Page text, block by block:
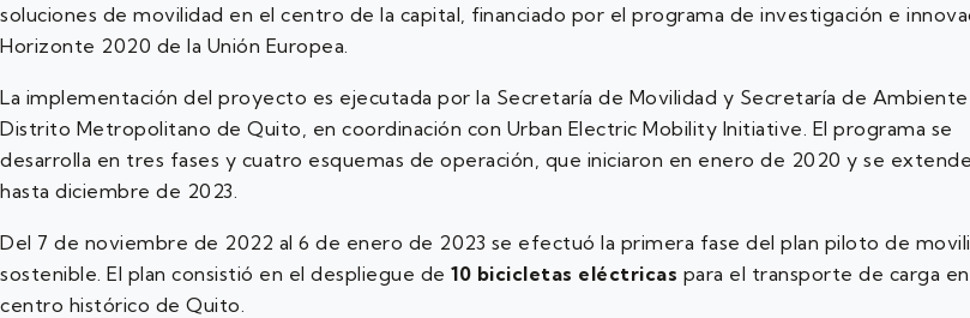
soluciones de movilidad en el centro de la capital, financiado por el programa de investigación e
Horizonte 2020 de la Unión Europea.
La implementación del proyecto es ejecutada por la Secretaría de Movilidad y Secretaría de
Distrito Metropolitano de Quito, en coordinación con Urban Electric Mobility Initiative. El programa se
desarrolla en tres fases y cuatro esquemas de operación, que iniciaron en enero de 2020 y se
hasta diciembre de 2023.
Del 7 de noviembre de 2022 al 6 de enero de 2023 se efectuó la primera fase del plan piloto de
sostenible. El plan consistió en el despliegue de 10 bicicletas eléctricas para el transporte de carga
centro histórico de Quito.